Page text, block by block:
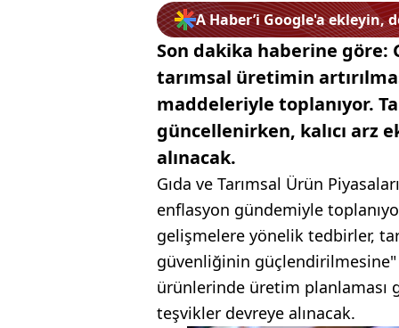
A Haber’i Google'a ekleyin,
Son dakika haberine göre:
tarımsal üretimin
maddeleriyle toplanıyor.
güncellenirken, kalıcı arz
alınacak.
Gıda ve Tarımsal Ürün
enflasyon gündemiyle
gelişmelere yönelik tedbirler,
güvenliğinin güçlendirilmesine"
ürünlerinde üretim planlaması
teşvikler devreye alınacak.